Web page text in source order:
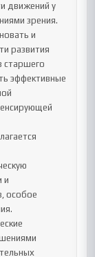
движений у
зрения.
и
развития
старшего
эффективные
и
особое